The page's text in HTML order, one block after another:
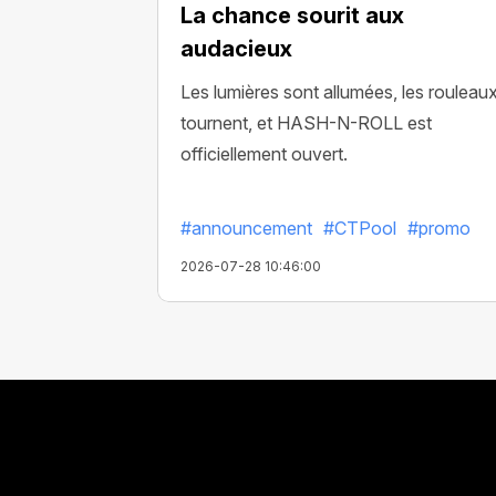
La chance sourit aux
audacieux
Les lumières sont allumées, les
tournent, et HASH-N-ROLL est
officiellement ouvert.
#announcement #CTPool #promo
2026-07-28 10:46:00